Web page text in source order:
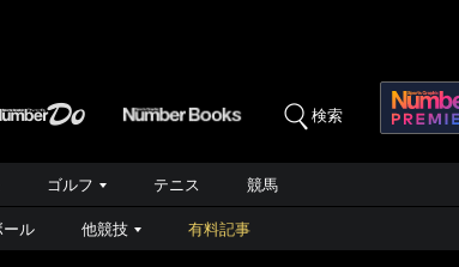
検索
ゴルフ テニス 競馬
ール 他競技 有料記事